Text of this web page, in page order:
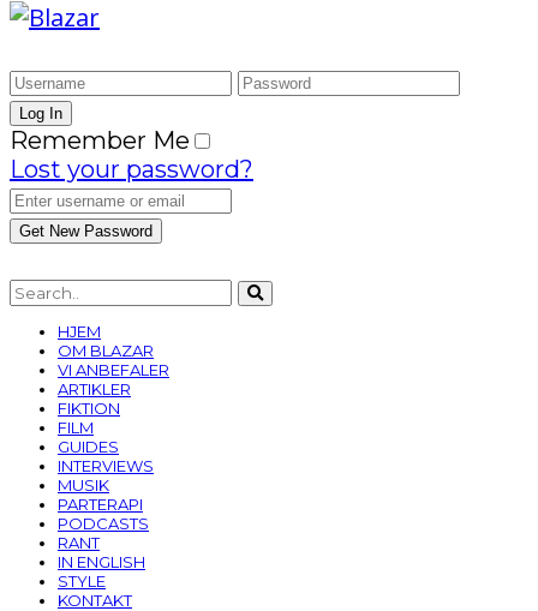
Remember Me
Lost your password?
HJEM
OM BLAZAR
VI ANBEFALER
ARTIKLER
FIKTION
FILM
GUIDES
INTERVIEWS
MUSIK
PARTERAPI
PODCASTS
RANT
IN ENGLISH
STYLE
KONTAKT